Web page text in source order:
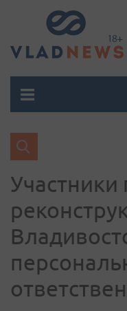
Участники